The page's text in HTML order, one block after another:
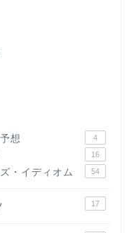
想 4
16
・イディオム 54
17